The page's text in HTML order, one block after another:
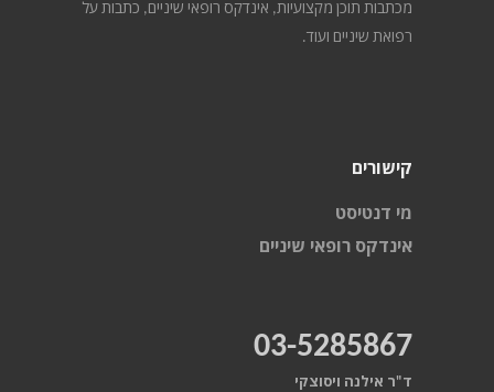
מכתבות תוכן מקצועיות, אינדקס רופאי שיניים, כתבות על
רפואת שיניים ועוד.
קישורים
מי דנטיסט
אינדקס רופאי שיניים
03-5285867
ד"ר אילנה ויסוצקי